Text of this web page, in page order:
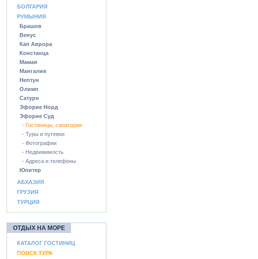
БОЛГАРИЯ
РУМЫНИЯ
Брашов
Венус
Кап Аврора
Констанца
Мамая
Мангалия
Нептун
Олимп
Сатурн
Эфорие Норд
Эфорие Суд
- Гостиницы, санатории
- Туры и путевки
- Фотографии
- Недвижимость
- Адреса и телефоны
Юпитер
АБХАЗИЯ
ГРУЗИЯ
ТУРЦИЯ
ОТДЫХ НА МОРЕ
КАТАЛОГ ГОСТИНИЦ
ПОИСК ТУРА